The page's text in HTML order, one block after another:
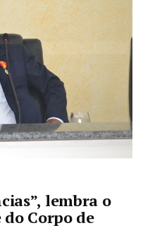
lembra o
Corpo de